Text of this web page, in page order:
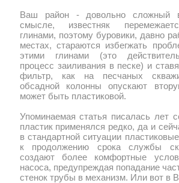
Ваш район - довольно сложный в
смысле, известняк
глинами, поэтому буровики, давно
местах, стараются избегжать
этими глинами (это
процесс заиливания в песке) и
фильтр, как на песчаных
обсадной колонны опускают
может быть пластиковой.
Упоминаемая статья писалась лет
пластик применялся редко, да и
в стандартной ситуации
к продолжению срока службы
создают более комфортные
насоса, предупреждая попадание
стенок трубы в механизм. Или вот в